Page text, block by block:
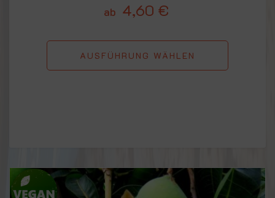
ab 4,60 €
AUSFÜHRUNG WÄHLEN